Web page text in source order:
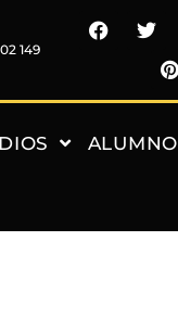
149
ALUMNO